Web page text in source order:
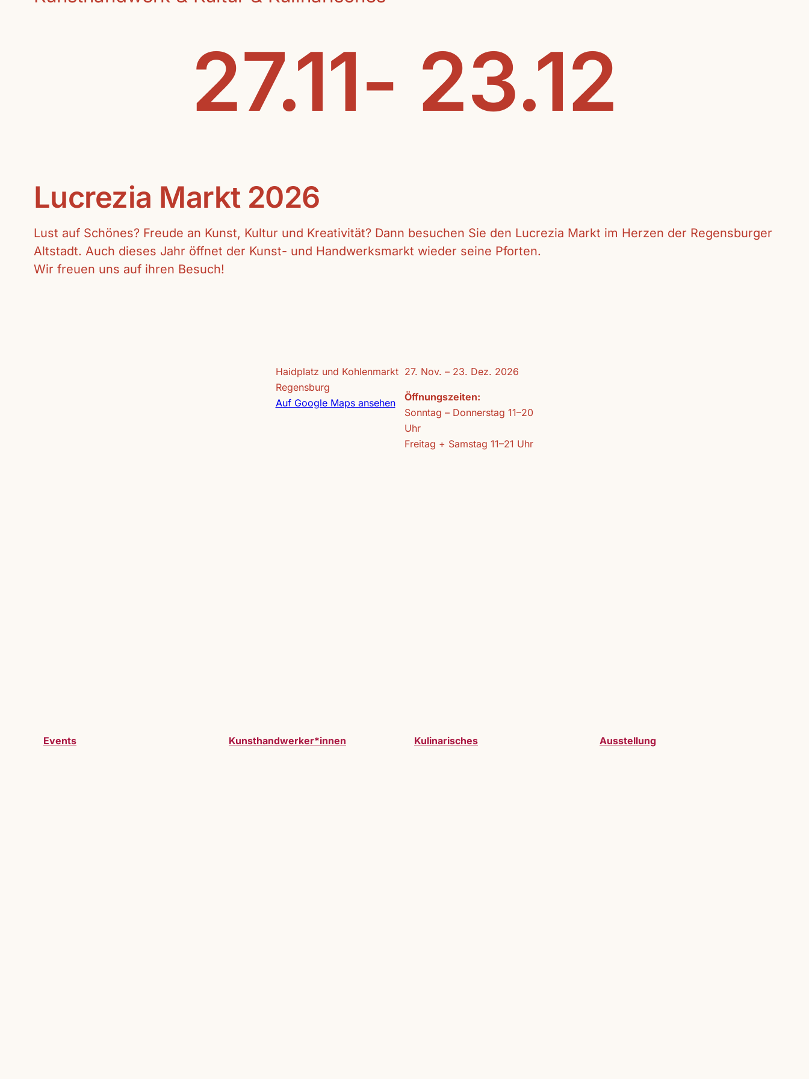
27.11- 23.12
Lucrezia Markt 2026
Lust auf Schönes? Freude an Kunst, Kultur und Kreativität? Dann besuchen Sie den Lucrezia Markt im Herzen der Regensburger
Altstadt. Auch dieses Jahr öffnet der Kunst- und Handwerksmarkt wieder seine Pforten.
Wir freuen uns auf ihren Besuch!
Haidplatz und Kohlenmarkt
Regensburg
Auf Google Maps ansehen
27. Nov. – 23. Dez. 2026
Öffnungszeiten:
Sonntag – Donnerstag 11–20
Uhr
Freitag + Samstag 11–21 Uhr
Events Kunsthandwerker*innen Kulinarisches Ausstellung